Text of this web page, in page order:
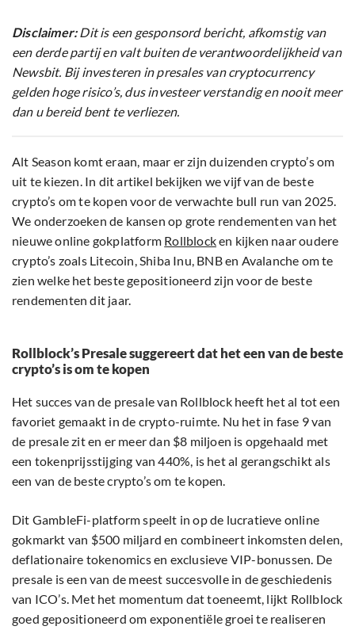
Disclaimer:Dit is een gesponsord bericht, afkomstig van
een derde partij en valt buiten de verantwoordelijkheid van
Newsbit. Bij investeren in presales van cryptocurrency
gelden hoge risico’s, dus investeer verstandig en nooit meer
dan u bereid bent te verliezen.
Alt Season komt eraan, maar er zijn duizenden crypto’s om
uit te kiezen. In dit artikel bekijken we vijf van de beste
crypto’s om te kopen voor de verwachte bull run van 2025.
We onderzoeken de kansen op grote rendementen van het
nieuwe online gokplatform Rollblocken kijken naar oudere
crypto’s zoals Litecoin, Shiba Inu, BNB en Avalanche om te
zien welke het beste gepositioneerd zijn voor de beste
rendementen dit jaar.
Rollblock’s Presale suggereert dat het een van de beste
crypto’s is om te kopen
Het succes van de presale van Rollblock heeft het al tot een
favoriet gemaakt in de crypto-ruimte. Nu het in fase 9 van
de presale zit en er meer dan $8 miljoen is opgehaald met
een tokenprijsstijging van 440%, is het al gerangschikt als
een van de beste crypto’s om te kopen.
Dit GambleFi-platform speelt in op de lucratieve online
gokmarkt van $500 miljard en combineert inkomsten delen,
deflationaire tokenomics en exclusieve VIP-bonussen. De
presale is een van de meest succesvolle in de geschiedenis
van ICO’s. Met het momentum dat toeneemt, lijkt Rollblock
goed gepositioneerd om exponentiële groei te realiseren